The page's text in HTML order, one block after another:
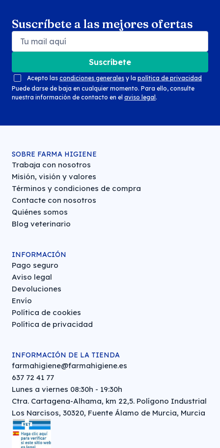
Suscríbete a las mejores ofertas
Suscríbete
Acepto las condiciones generales y la política de privacidad
Puede darse de baja en cualquier momento. Para ello, consulte
nuestra información de contacto en el aviso legal .
SOBRE FARMA HIGIENE
Trabaja con nosotros
Misión, visión y valores
Términos y condiciones de compra
Contacte con nosotros
Quiénes somos
Blog veterinario
INFORMACIÓN
Pago seguro
Aviso legal
Devoluciones
Envío
Política de cookies
Política de privacidad
INFORMACIÓN DE LA TIENDA
farmahigiene@farmahigiene.es
637 72 41 77
Lunes a viernes 08:30h - 19:30h
Ctra. Cartagena-Alhama, km 22,5. Polígono Industrial
Los Narcisos, 30320, Fuente Álamo de Murcia, Murcia